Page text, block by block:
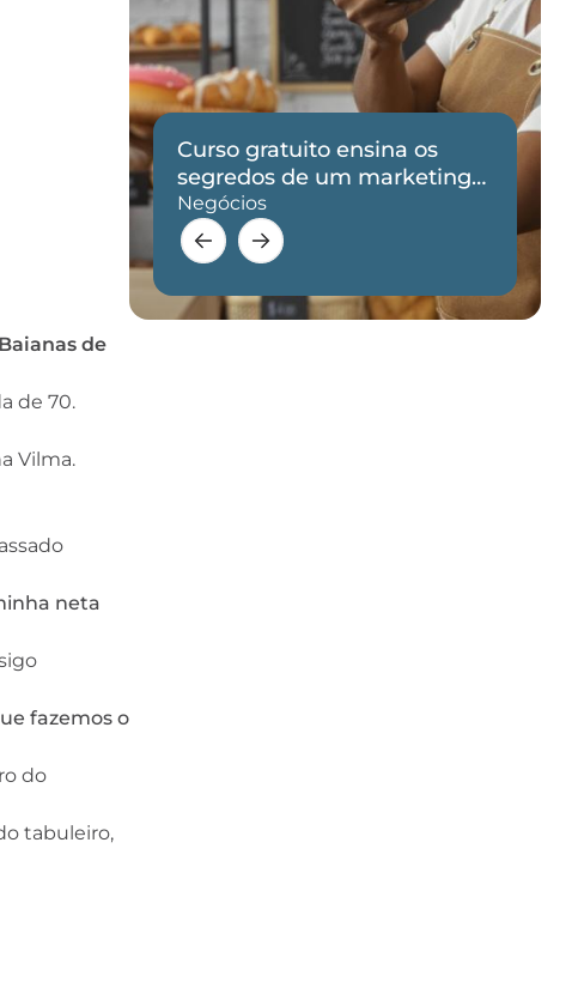
Baianas de
de 70.
Vilma.
neta
fazemos o
do
tabuleiro,
Curso gratuito ensina os
segredos de um marketing
eficaz
Negócios